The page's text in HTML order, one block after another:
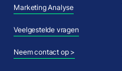
Marketing Analyse
Veelgestelde vragen
Neem contact op >